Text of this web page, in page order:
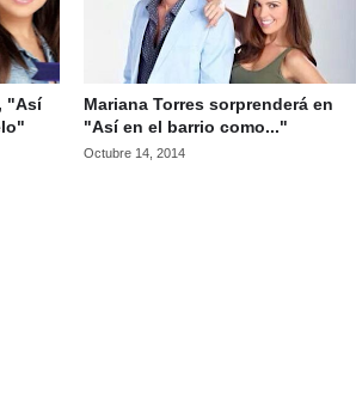
"Así
Mariana Torres sorprenderá en
"Así en el barrio como..."
Octubre 14, 2014